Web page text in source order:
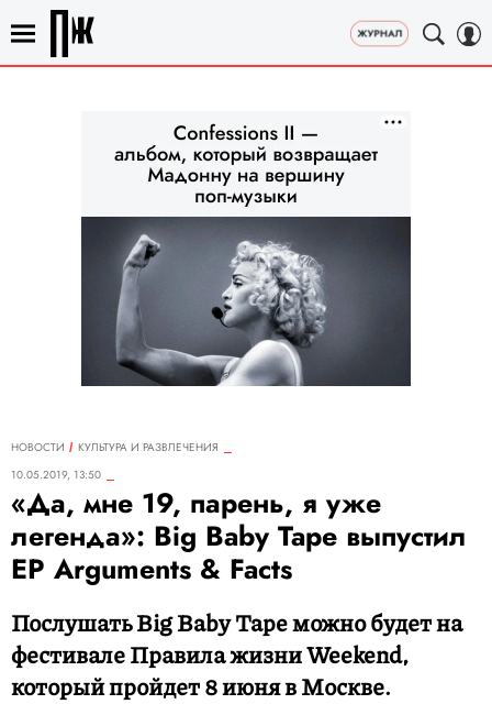
НОВОСТИ
КУЛЬТУРА И РАЗВЛЕЧЕНИЯ
10.05.2019, 13:50
«Да, мне 19, парень, я уже
легенда»: Big Baby Tape выпустил
EP Arguments & Facts
Послушать Big Baby Tape можно будет на
фестивале Правила жизни Weekend,
который пройдет 8 июня в Москве.